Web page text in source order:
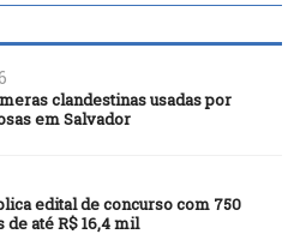
clandestinas usadas por
em Salvador
edital de concurso com 750
de até R$ 16,4 mil